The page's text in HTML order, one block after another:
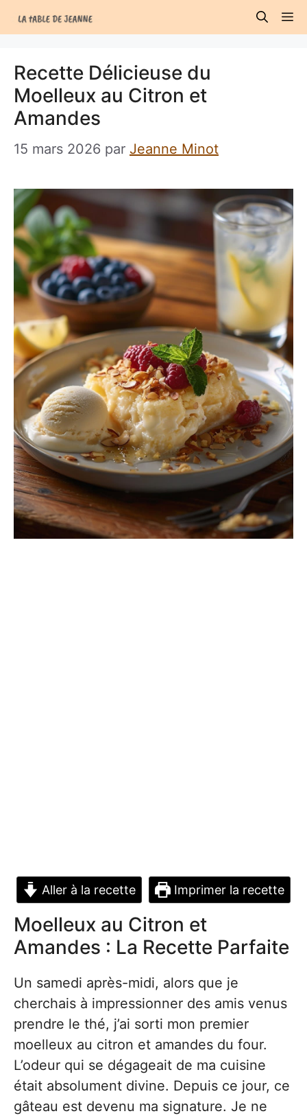
au
Recette Délicieuse du
Moelleux au Citron et
Amandes
15 mars 2026 par Jeanne Minot
Aller à la recette Imprimer la recette
Moelleux au Citron et
Amandes : La Recette Parfaite
Un samedi après-midi, alors que je
cherchais à impressionner des amis venus
prendre le thé, j’ai sorti mon premier
moelleux au citron et amandes du four.
L’odeur qui se dégageait de ma cuisine
était absolument divine. Depuis ce jour, ce
gâteau est devenu ma signature. Je ne